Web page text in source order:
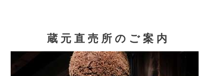
蔵元直売所のご案内